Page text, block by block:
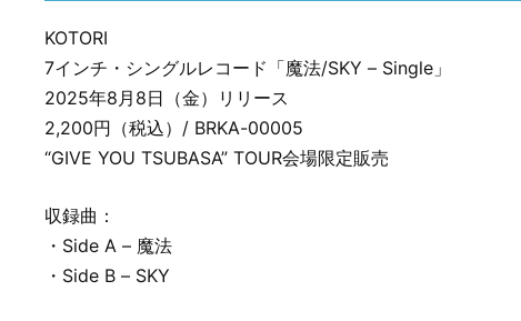
KOTORI
7インチ・シングルレコード「魔法/SKY – Single」
2025年8月8日（金）リリース
2,200円（税込）/ BRKA-00005
“GIVE YOU TSUBASA” TOUR会場限定販売
収録曲：
・Side A – 魔法
・Side B – SKY